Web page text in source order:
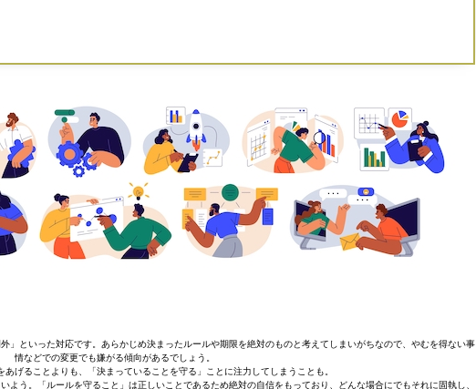
」といった対応です。あらかじめ決まったルールや期限を絶対のものと考えてしまいがちなので、やむを得ない事
情などでの変更でも嫌がる傾向があるでしょう。
あげることよりも、「決まっていることを守る」ことに注力してしまうことも。
よう。「ルールを守ること」は正しいことであるため絶対の自信をもっており、どんな場合にでもそれに固執し、